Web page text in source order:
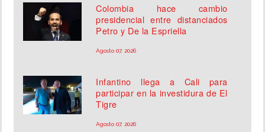
Colombia hace cambio
presidencial entre distanciados
Petro y De la Espriella
Agosto 07, 2026
Infantino llega a Cali para
participar en la investidura de El
Tigre
Agosto 07, 2026